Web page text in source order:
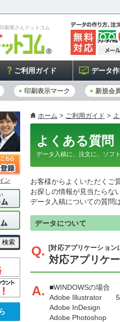
刷屋さんドットコム
ご利用ガイド データ
印刷表示マーク 新規会
ホーム > ご利用ガイド >
よくある質問
データ入稿に、注文に、ソフ
お客様からよくいただくご
お探しの情報が見当たらな
データ入稿についての質問
データについて
Q. [対応アプリケーション
対応アプリケ
A.
■WINDOWSの場合
Adobe Illustrator
Adobe InDesign
Adobe Photoshop
ン